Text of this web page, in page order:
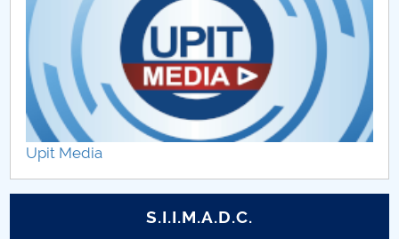
CAR2026
MENIU CANTINA
Upit Media
S.I.I.M.A.D.C.